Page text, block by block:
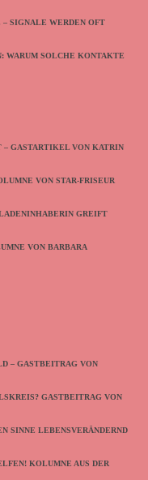
SIGNALE WERDEN OFT
WARUM SOLCHE KONTAKTE
GASTARTIKEL VON KATRIN
VON STAR-FRISEUR
GREIFT
VON BARBARA
– GASTBEITRAG VON
GASTBEITRAG VON
SINNE LEBENSVERÄNDERND
KOLUMNE AUS DER